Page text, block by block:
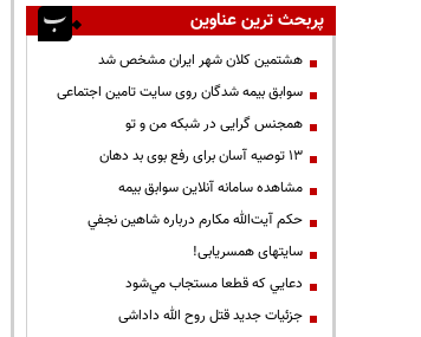
پربحث ترین عناوین
هشتمین کلان شهر ایران مشخص شد
سوابق بیمه شدگان روی سایت تامین اجتماعی
همجنس گرایی در شبکه من و تو
13 توصیه آسان برای رفع بوی بد دهان
مشاهده سامانه آنلاين سوابق بیمه
حكم آيت‌الله مكارم درباره شاهين نجفي
سایتهای همسریابی!
دعايي كه قطعا مستجاب مي‌شود
جزئیات جدید قتل روح الله داداشی